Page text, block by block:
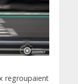
regroupaient